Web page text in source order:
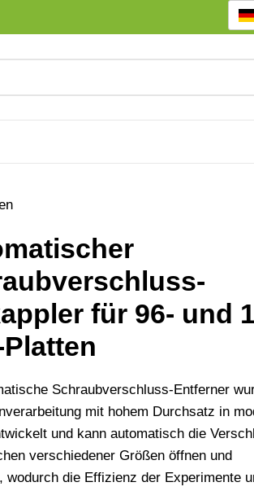
für 96- und
Schraubverschluss-Entferner
mit hohem Durchsatz in
und kann automatisch die
verschiedener Größen öffnen und
wodurch die Effizienz der Experimente